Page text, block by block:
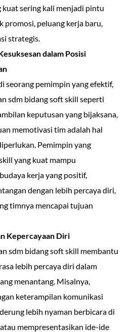
kuat sering kali menjadi pintu
promosi, peluang kerja baru,
strategis.
dalam Posisi
seorang pemimpin yang efektif,
sdm bidang soft skill seperti
keputusan yang bijaksana,
memotivasi tim adalah hal
Pemimpin yang
yang kuat mampu
kerja yang positif,
dengan lebih percaya diri,
timnya mencapai tujuan
Kepercayaan Diri
sdm bidang soft skill membantu
lebih percaya diri dalam
menantang. Misalnya,
keterampilan komunikasi
lebih nyaman berbicara di
mempresentasikan ide-ide